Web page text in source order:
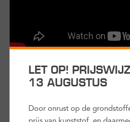
Kies je montagemethode
gaat monteren. Dit heeft namelijk
LET OP!
13 AUGUSTUS
Door onrust op de